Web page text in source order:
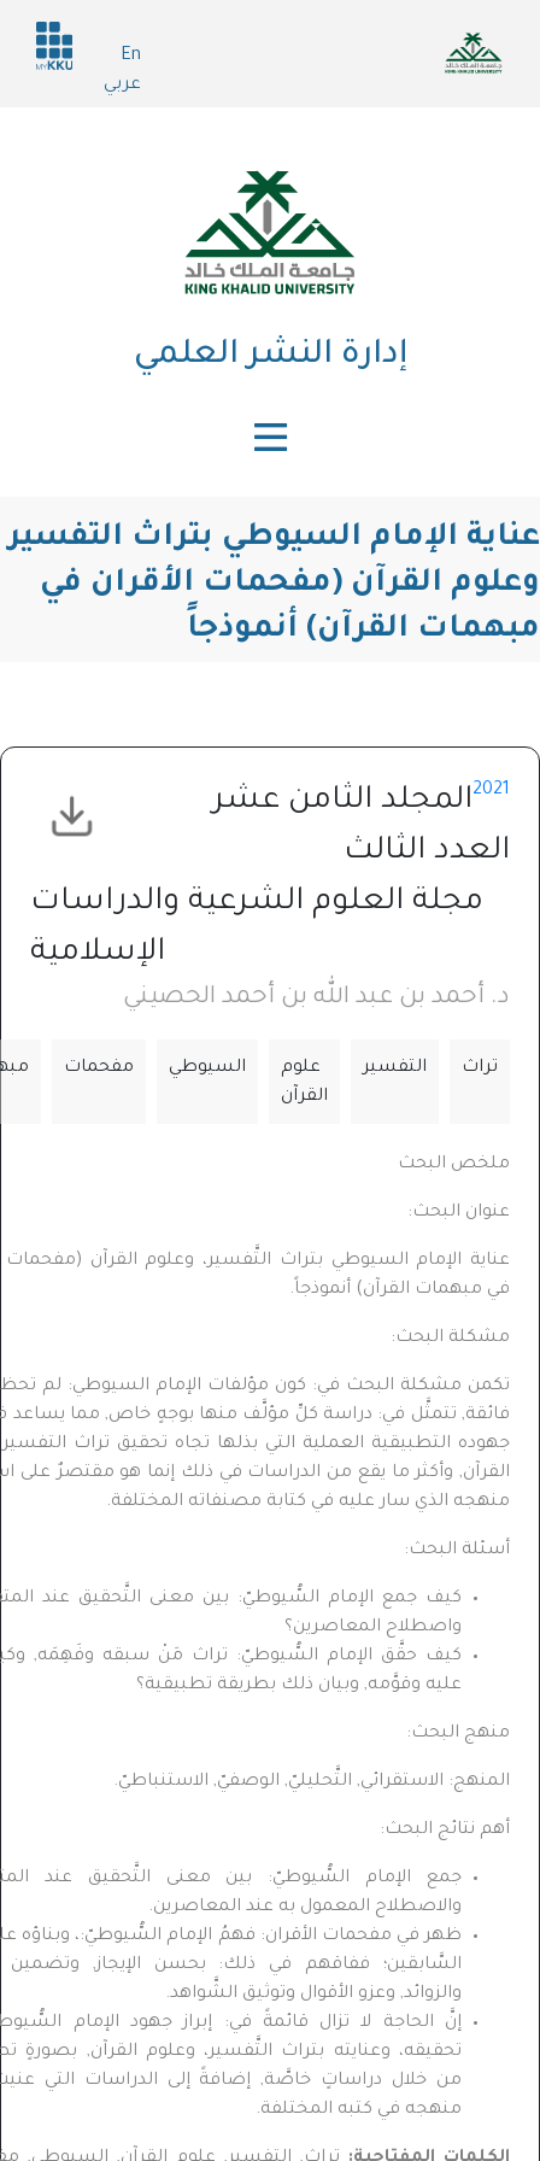
Header
services
إدارة النشر العلمي
الإمام السيوطي بتراث التفسير
القرآن (مفحمات الأقران في
القرآن) أنموذجاً
المجلد الثامن عشر
الثالث
مجلة العلوم الشرعية والدراسات
الإسلامية
بن عبد الله بن أحمد الحصيني
التفسير
علوم
السيوطي مفحمات مبهمات
البحث
البحث:
الإمام السيوطي بتراث التَّفسير، وعلوم القرآن (مفحمات الأقران
القرآن) أنموذجاً.
البحث:
مشكلة البحث في: كون مؤلفات الإمام السيوطي:لم تحظ بعنايةٍ
تتمثَّل في: دراسة كلِّ مؤلَّف منها بوجهٍ خاص, مما يساعد في: إبراز
التطبيقية العملية التي بذلها تجاه تحقيق تراث التفسير وعلوم
وأكثر ما يقع من الدراسات في ذلك إنما هو مقتصرٌ على استخراج
الذي سار عليه في كتابة مصنفاته المختلفة.
البحث:
كيف جمع الإمام السُّيوطيّ:بين معنى التَّحقيق عند المتقدمين،
واصطلاح المعاصرين؟
كيف حقَّق الإمام السُّيوطيّ:تراث مَنْ سبقه وفَهِمَه, وكيف بنى
عليه وقوَّمه, وبيان ذلك بطريقة تطبيقية؟
البحث:
الاستقرائي, التَّحليليّ, الوصفيّ, الاستنباطيّ.
نتائج البحث:
جمع الإمام السُّيوطيّ:بين معنى التَّحقيق عند المتقدمين
والاصطلاح المعمول به عند المعاصرين.
ظهر في مفحمات الأقران: فهمُ الإمام السُّيوطيّ:، وبناؤه على تراث
السَّابقين؛ ففاقهم في ذلك: بحسن الإيجاز, وتضمين الفوائد
والزوائد, وعزو الأقوال وتوثيق الشَّواهد.
إنَّ الحاجة لا تزال قائمةً في: إبراز جهود الإمام السُّيوطيّ:في
تحقيقه، وعنايته بتراث التَّفسير، وعلوم القرآن, بصورةٍ تطبيقية,
من خلال دراساتٍ خاصَّة, إضافةً إلى الدراسات التي عنيت بإبراز
منهجه في كتبه المختلفة.